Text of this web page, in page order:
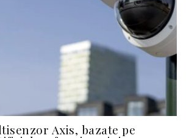
Axis, bazate pe